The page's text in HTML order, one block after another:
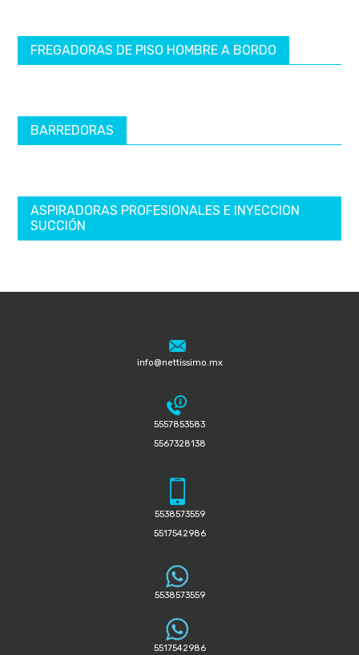
FREGADORAS DE PISO HOMBRE A BORDO
BARREDORAS
ASPIRADORAS PROFESIONALES E INYECCION
SUCCIÓN
info@nettissimo.mx
5557853583
5567328138
5538573559
5517542986
5538573559
5517542986